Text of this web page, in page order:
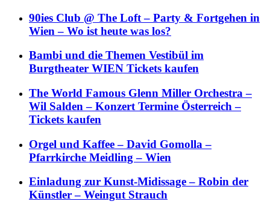
90ies Club @ The Loft – Party & Fortgehen in
Wien – Wo ist heute was los?
Bambi und die Themen Vestibül im
Burgtheater WIEN Tickets kaufen
The World Famous Glenn Miller Orchestra –
Wil Salden – Konzert Termine Österreich –
Tickets kaufen
Orgel und Kaffee – David Gomolla –
Pfarrkirche Meidling – Wien
Einladung zur Kunst-Midissage – Robin der
Künstler – Weingut Strauch